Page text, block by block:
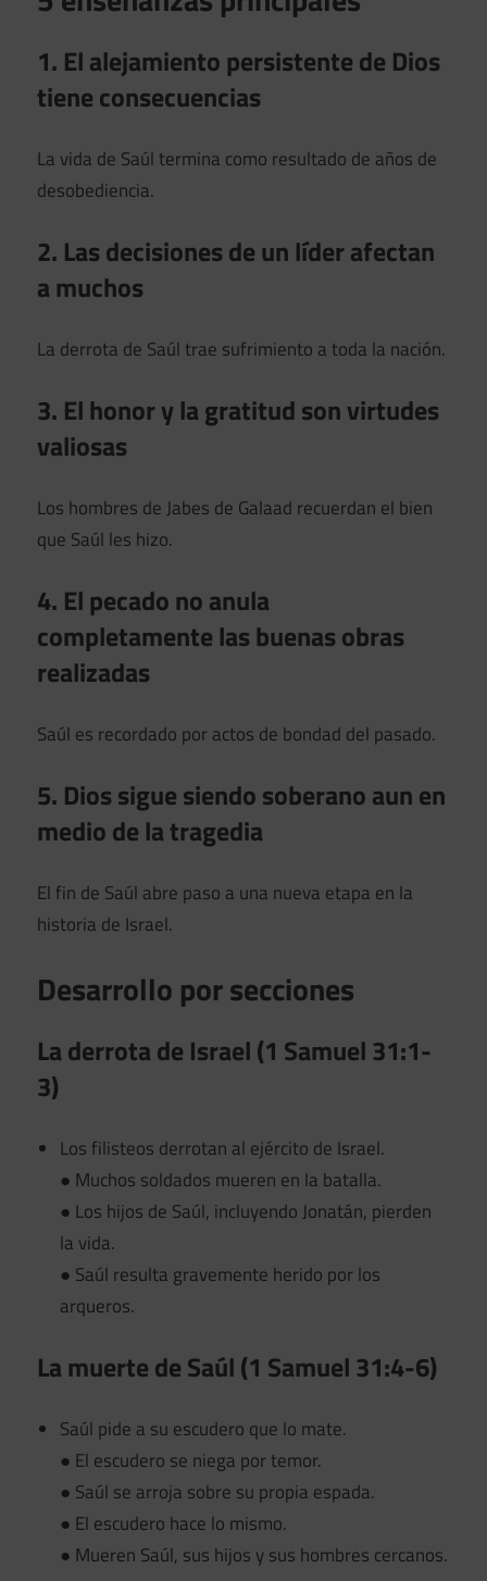
1. El alejamiento persistente de Dios
tiene consecuencias
La vida de Saúl termina como resultado de años de
desobediencia.
2. Las decisiones de un líder afectan
a muchos
La derrota de Saúl trae sufrimiento a toda la nación.
3. El honor y la gratitud son virtudes
valiosas
Los hombres de Jabes de Galaad recuerdan el bien
que Saúl les hizo.
4. El pecado no anula
completamente las buenas obras
realizadas
Saúl es recordado por actos de bondad del pasado.
5. Dios sigue siendo soberano aun en
medio de la tragedia
El fin de Saúl abre paso a una nueva etapa en la
historia de Israel.
Desarrollo por secciones
La derrota de Israel (1 Samuel 31:1-
3)
Los filisteos derrotan al ejército de Israel.
● Muchos soldados mueren en la batalla.
● Los hijos de Saúl, incluyendo Jonatán, pierden
la vida.
● Saúl resulta gravemente herido por los
arqueros.
La muerte de Saúl (1 Samuel 31:4-6)
Saúl pide a su escudero que lo mate.
● El escudero se niega por temor.
● Saúl se arroja sobre su propia espada.
● El escudero hace lo mismo.
● Mueren Saúl, sus hijos y sus hombres cercanos.